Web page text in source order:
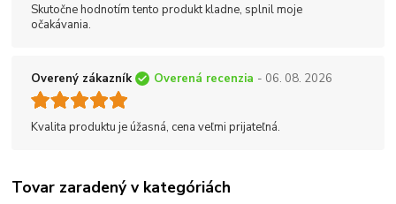
Skutočne hodnotím tento produkt kladne, splnil moje
očakávania.
Overený zákazník Overená recenzia - 06. 08. 2026
Kvalita produktu je úžasná, cena veľmi prijateľná.
Tovar zaradený v kategóriách